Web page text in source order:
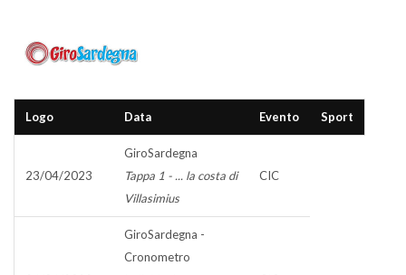
Logo Data Evento Sport
23/04/2023
GiroSardegna
Tappa 1 - ... la costa di
Villasimius
CIC
GiroSardegna -
Cronometro